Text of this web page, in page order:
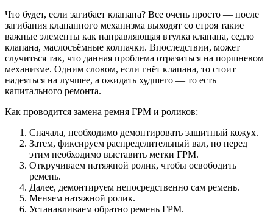
Что будет, если загибает клапана? Все очень просто — после
загибания клапанного механизма выходят со строя такие
важные элементы как направляющая втулка клапана, седло
клапана, маслосъёмные колпачки. Впоследствии, может
случиться так, что данная проблема отразиться на поршневом
механизме. Одним словом, если гнёт клапана, то стоит
надеяться на лучшее, а ожидать худшего — то есть
капитального ремонта.
Как проводится замена ремня ГРМ и роликов:
Сначала, необходимо демонтировать защитный кожух.
Затем, фиксируем распределительный вал, но перед
этим необходимо выставить метки ГРМ.
Откручиваем натяжной ролик, чтобы освободить
ремень.
Далее, демонтируем непосредственно сам ремень.
Меняем натяжной ролик.
Устанавливаем обратно ремень ГРМ.